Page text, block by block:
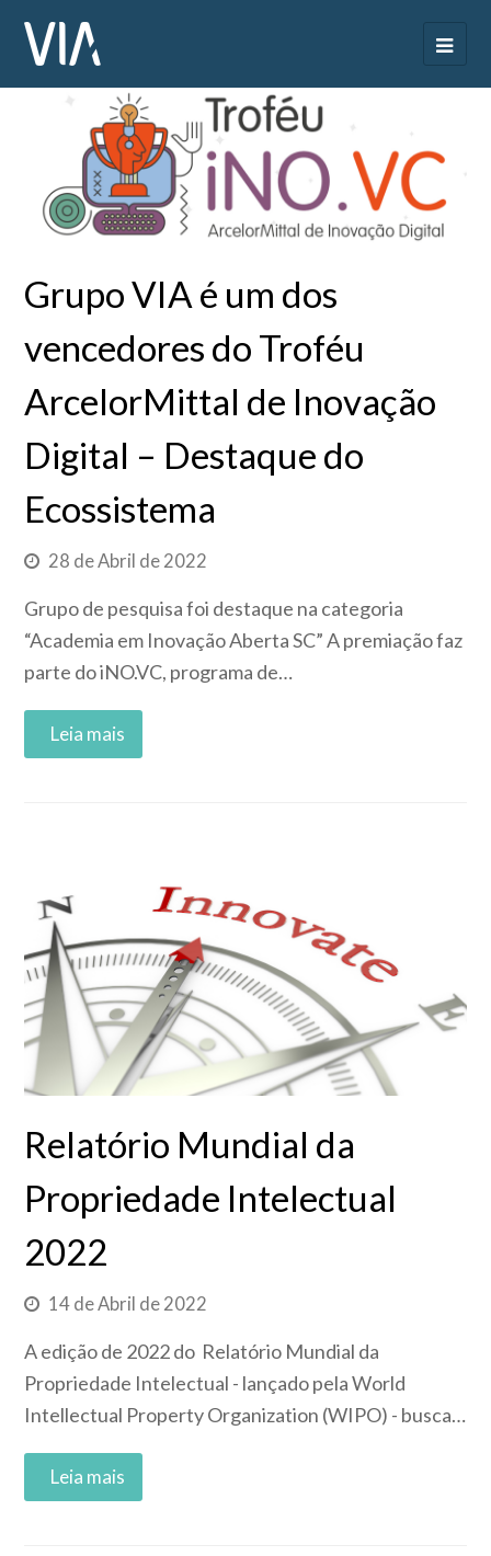
Grupo VIA é um dos
vencedores do Troféu
ArcelorMittal de Inovação
Digital – Destaque do
Ecossistema
28 de Abril de 2022
Grupo de pesquisa foi destaque na categoria
“Academia em Inovação Aberta SC” A premiação faz
parte do iNO.VC, programa de…
Relatório Mundial da
Propriedade Intelectual
2022
14 de Abril de 2022
A edição de 2022 do Relatório Mundial da
Propriedade Intelectual - lançado pela World
Intellectual Property Organization (WIPO) - busca…